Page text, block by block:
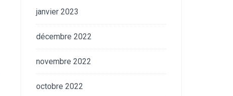
janvier 2023
décembre 2022
novembre 2022
octobre 2022